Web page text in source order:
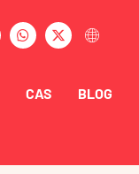
CAS BLOG